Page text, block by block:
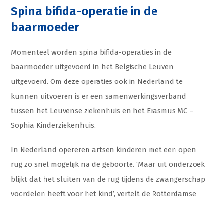
Spina bifida-operatie in de
baarmoeder
Momenteel worden spina bifida-operaties in de
baarmoeder uitgevoerd in het Belgische Leuven
uitgevoerd. Om deze operaties ook in Nederland te
kunnen uitvoeren is er een samenwerkingsverband
tussen het Leuvense ziekenhuis en het Erasmus MC –
Sophia Kinderziekenhuis.
In Nederland opereren artsen kinderen met een open
rug zo snel mogelijk na de geboorte. ‘Maar uit onderzoek
blijkt dat het sluiten van de rug tijdens de zwangerschap
voordelen heeft voor het kind’, vertelt de Rotterdamse